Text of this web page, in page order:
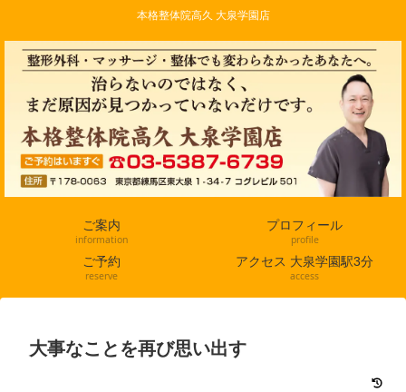
本格整体院高久 大泉学園店
ご案内
information
プロフィール
profile
ご予約
reserve
アクセス 大泉学園駅3分
access
大事なことを再び思い出す